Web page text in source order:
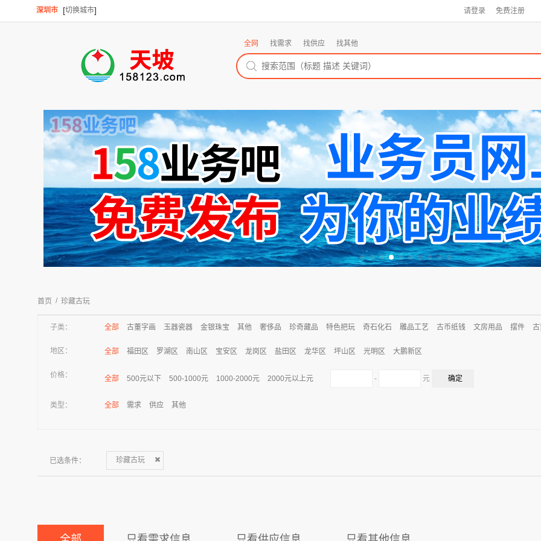
深圳市 [切换城市] 请登录 免费注册
全网 找需求 找供应 找其他
首页 / 珍藏古玩
子类： 全部 古董字画 玉器瓷器 金银珠宝 其他 奢侈品 珍奇藏品 特色把玩 奇石化石 雕品工艺 古币纸钱 文房用品 摆件
地区： 全部 福田区 罗湖区 南山区 宝安区 龙岗区 盐田区 龙华区 坪山区 光明区 大鹏新区
价格： 全部 500元以下 500-1000元 1000-2000元 2000元以上元 - 元
类型： 全部 需求 供应 其他
已选条件： 珍藏古玩